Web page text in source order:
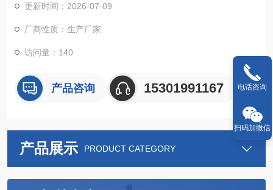
仪器自动测控温度和变形，自动求出实验结果。
更新时间：2026-07-09
厂商性质：生产厂家
访问量：140
产品咨询 15301991167
产品展示 PRODUCT CATEGORY
电话咨询
扫码加微信